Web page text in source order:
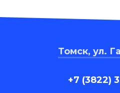
Томск, ул.
+7 (3822)